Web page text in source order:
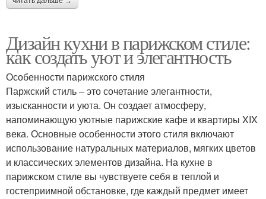
Дизайн кухни в парижском стиле:
как создать уют и элегантность
Особенности парижского стиля
Паржский стиль – это сочетание элегантности,
изысканности и уюта. Он создает атмосферу,
напоминающую уютные парижские кафе и квартиры XIX
века. Основные особенности этого стиля включают
использование натуральных материалов, мягких цветов
и классических элементов дизайна. На кухне в
парижском стиле вы чувствуете себя в теплой и
гостеприимной обстановке, где каждый предмет имеет